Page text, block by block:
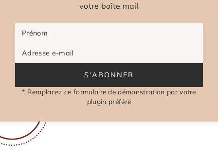
votre boîte mail
Prénom
Adresse e-mail
S'ABONNER
* Remplacez ce formulaire de démonstration par votre
plugin préféré